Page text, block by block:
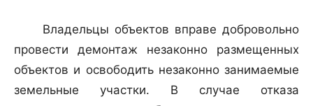
Владельцы объектов вправе добровольно
провести демонтаж незаконно размещенных
объектов и освободить незаконно занимаемые
земельные участки. В случае отказа